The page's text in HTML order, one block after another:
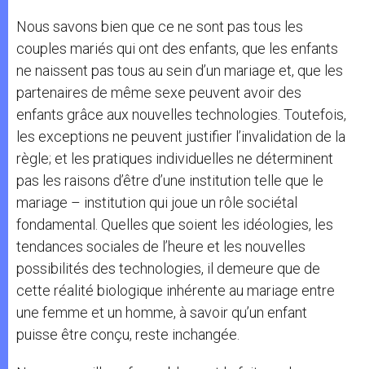
Nous savons bien que ce ne sont pas tous les
couples mariés qui ont des enfants, que les enfants
ne naissent pas tous au sein d’un mariage et, que les
partenaires de même sexe peuvent avoir des
enfants grâce aux nouvelles technologies. Toutefois,
les exceptions ne peuvent justifier l’invalidation de la
règle; et les pratiques individuelles ne déterminent
pas les raisons d’être d’une institution telle que le
mariage – institution qui joue un rôle sociétal
fondamental. Quelles que soient les idéologies, les
tendances sociales de l’heure et les nouvelles
possibilités des technologies, il demeure que de
cette réalité biologique inhérente au mariage entre
une femme et un homme, à savoir qu’un enfant
puisse être conçu, reste inchangée.